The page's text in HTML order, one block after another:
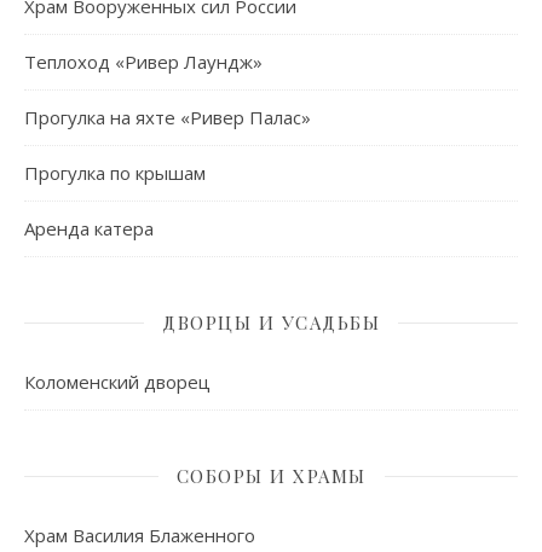
Храм Вооруженных сил России
Теплоход «Ривер Лаундж»
Прогулка на яхте «Ривер Палас»
Прогулка по крышам
Аренда катера
ДВОРЦЫ И УСАДЬБЫ
Коломенский дворец
СОБОРЫ И ХРАМЫ
Храм Василия Блаженного